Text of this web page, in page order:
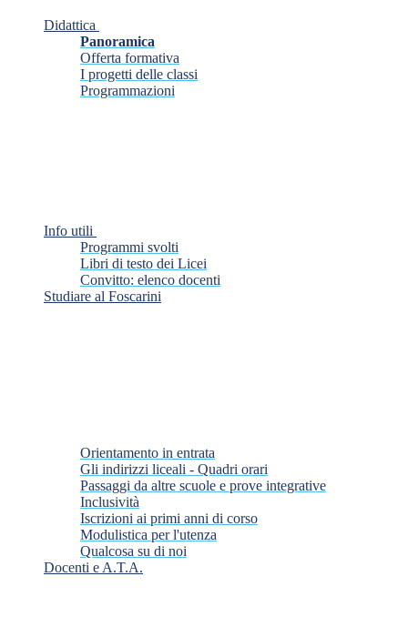
Didattica
Panoramica
Offerta formativa
I progetti delle classi
Programmazioni
Info utili
Programmi svolti
Libri di testo dei Licei
Convitto: elenco docenti
Studiare al Foscarini
Orientamento in entrata
Gli indirizzi liceali - Quadri orari
Passaggi da altre scuole e prove integrative
Inclusività
Iscrizioni ai primi anni di corso
Modulistica per l'utenza
Qualcosa su di noi
Docenti e A.T.A.